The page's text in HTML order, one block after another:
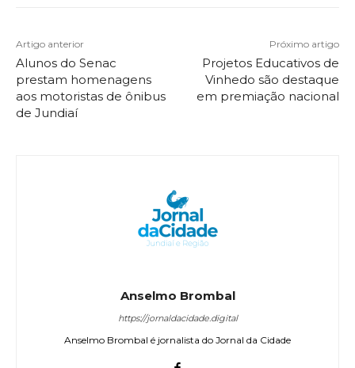
Artigo anterior
Alunos do Senac
prestam homenagens
aos motoristas de ônibus
de Jundiaí
Próximo artigo
Projetos Educativos de
Vinhedo são destaque
em premiação nacional
Anselmo Brombal
https://jornaldacidade.digital
Anselmo Brombal é jornalista do Jornal da Cidade